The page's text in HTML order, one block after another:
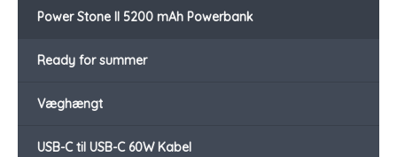
Power Stone II 5200 mAh Powerbank
Ready for summer
Væghængt
USB-C til USB-C 60W Kabel